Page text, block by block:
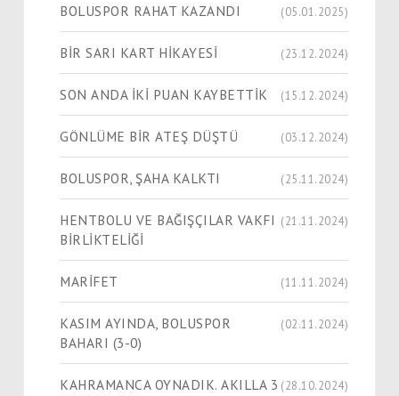
BOLUSPOR RAHAT KAZANDI (05.01.2025)
BİR SARI KART HİKAYESİ (23.12.2024)
SON ANDA İKİ PUAN KAYBETTİK (15.12.2024)
GÖNLÜME BİR ATEŞ DÜŞTÜ (03.12.2024)
BOLUSPOR, ŞAHA KALKTI (25.11.2024)
HENTBOLU VE BAĞIŞÇILAR VAKFI
BİRLİKTELİĞİ
(21.11.2024)
MARİFET (11.11.2024)
KASIM AYINDA, BOLUSPOR
BAHARI (3-0)
(02.11.2024)
KAHRAMANCA OYNADIK. AKILLA 3 (28.10.2024)